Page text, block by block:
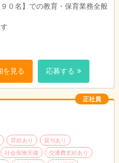
０名】での教育・保育業務全般
を見る 応募する
正社員
昇給あり
賞与あり
社会保険完備
交通費支給あり